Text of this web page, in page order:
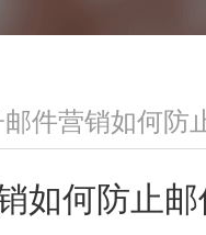
邮件营销如何防
如何防止